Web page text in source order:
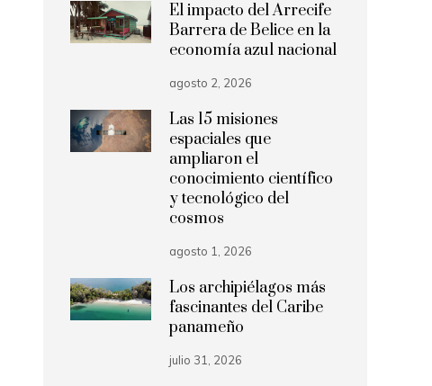
El impacto del Arrecife
Barrera de Belice en la
economía azul nacional
agosto 2, 2026
Las 15 misiones
espaciales que
ampliaron el
conocimiento científico
y tecnológico del
cosmos
agosto 1, 2026
Los archipiélagos más
fascinantes del Caribe
panameño
julio 31, 2026